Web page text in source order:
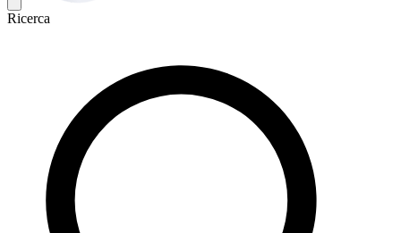
Ricerca